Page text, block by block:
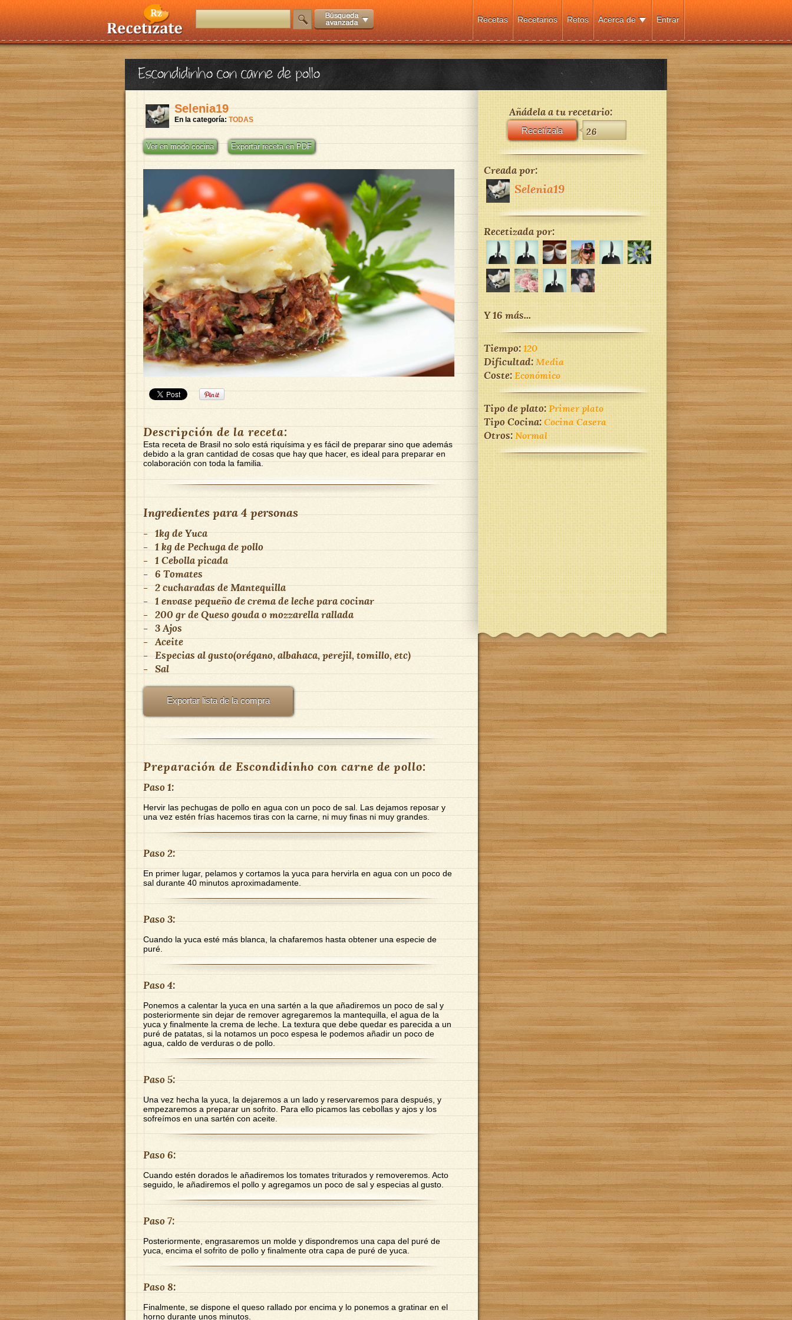
Entrar
Acerca de
Retos
Recetarios
Recetas
Escondidinho con carne de pollo
Selenia19
En la categoría: TODAS
Ver en modo cocina Exportar receta en PDF
Descripción de la receta:
Esta receta de Brasil no solo está riquísima y es fácil de preparar sino que además
debido a la gran cantidad de cosas que hay que hacer, es ideal para preparar en
colaboración con toda la familia.
Ingredientes para4 personas
- 1kgdeYuca
- 1 kgdePechuga de pollo
- 1 Cebolla picada
- 6 Tomates
- 2 cucharadasdeMantequilla
- 1 envase pequeñodecrema de leche para cocinar
- 200 grdeQueso gouda o mozzarella rallada
- 3Ajos
- Aceite
- Especias al gusto(orégano, albahaca, perejil, tomillo, etc)
- Sal
Exportar lista de la compra
Preparación de Escondidinho con carne de pollo:
Paso 1:
Hervir las pechugas de pollo en agua con un poco de sal. Las dejamos reposar y
una vez estén frías hacemos tiras con la carne, ni muy finas ni muy grandes.
Paso 2:
En primer lugar, pelamos y cortamos la yuca para hervirla en agua con un poco de
sal durante 40 minutos aproximadamente.
Paso 3:
Cuando la yuca esté más blanca, la chafaremos hasta obtener una especie de
puré.
Paso 4:
Ponemos a calentar la yuca en una sartén a la que añadiremos un poco de sal y
posteriormente sin dejar de remover agregaremos la mantequilla, el agua de la
yuca y finalmente la crema de leche. La textura que debe quedar es parecida a un
puré de patatas, si la notamos un poco espesa le podemos añadir un poco de
agua, caldo de verduras o de pollo.
Paso 5:
Una vez hecha la yuca, la dejaremos a un lado y reservaremos para después, y
empezaremos a preparar un sofrito. Para ello picamos las cebollas y ajos y los
sofreímos en una sartén con aceite.
Paso 6:
Cuando estén dorados le añadiremos los tomates triturados y removeremos. Acto
seguido, le añadiremos el pollo y agregamos un poco de sal y especias al gusto.
Paso 7:
Posteriormente, engrasaremos un molde y dispondremos una capa del puré de
yuca, encima el sofrito de pollo y finalmente otra capa de puré de yuca.
Paso 8:
Finalmente, se dispone el queso rallado por encima y lo ponemos a gratinar en el
horno durante unos minutos.
Añádela a tu recetario:
Recetízala 26
Creada por:
Selenia19
Recetizada por:
Y 16 más...
Tiempo:120
Dificultad:Media
Coste:Económico
Tipo de plato:Primer plato
Tipo Cocina:Cocina Casera
Otros:Normal